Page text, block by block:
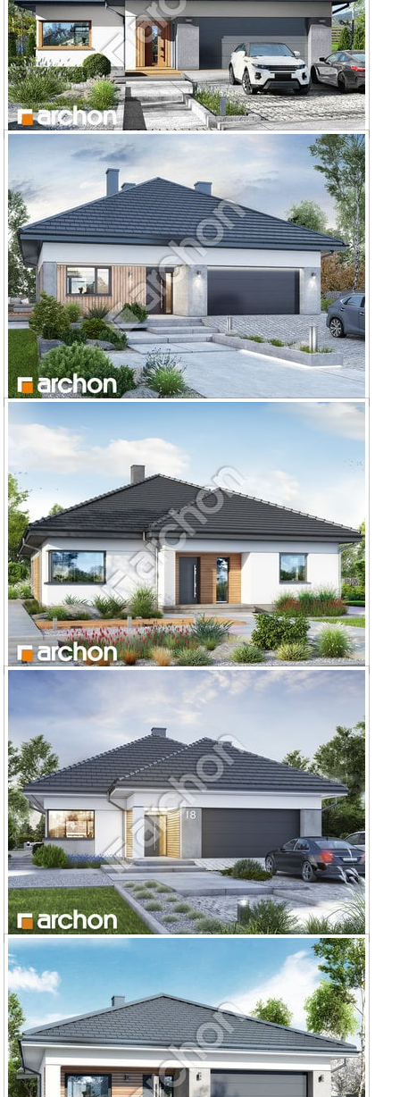
Dom w renklodach 7 (G2)
Dom w renklodach 16 (G2)
Dom w renklodach 22 (E) OZE
Dom w renklodach 15 (G2E) OZE